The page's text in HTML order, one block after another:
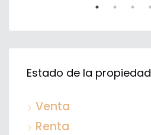
Estado de la propiedad
Venta
Renta